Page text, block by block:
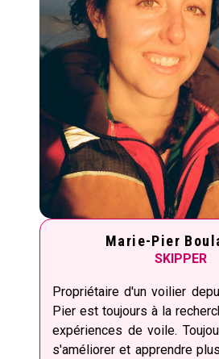
Marie-Pier
SKIPPER
Propriétaire d'un voilier
Pier est toujours à la
expériences de voile.
s'améliorer et apprendre